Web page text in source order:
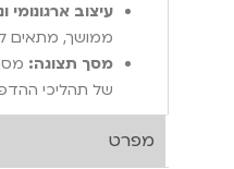
עיצוב ארגונומי
ממושך, מתאים
מסך תצוגה:
של תהליכי
מפרט